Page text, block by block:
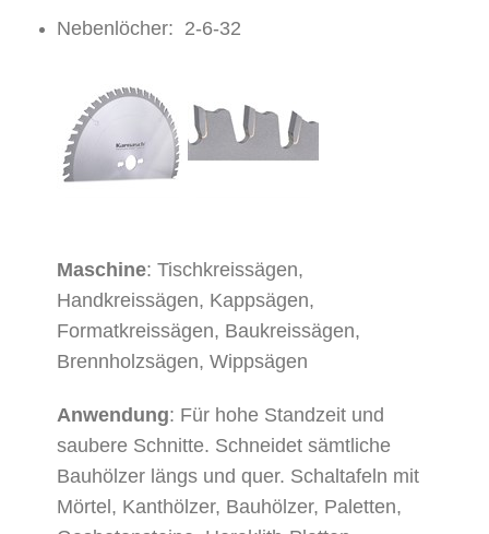
Nebenlöcher: 2-6-32
Maschine: Tischkreissägen,
Handkreissägen, Kappsägen,
Formatkreissägen, Baukreissägen,
Brennholzsägen, Wippsägen
Anwendung: Für hohe Standzeit und
saubere Schnitte. Schneidet sämtliche
Bauhölzer längs und quer. Schaltafeln mit
Mörtel, Kanthölzer, Bauhölzer, Paletten,